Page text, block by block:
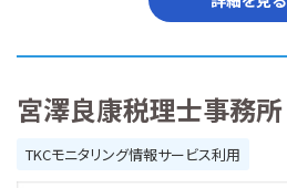
宮澤良康税理士事務所
TKCモニタリング情報サービス利用